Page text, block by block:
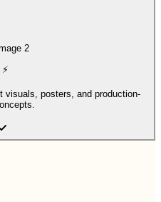
2
⚡
visuals, posters, and production-